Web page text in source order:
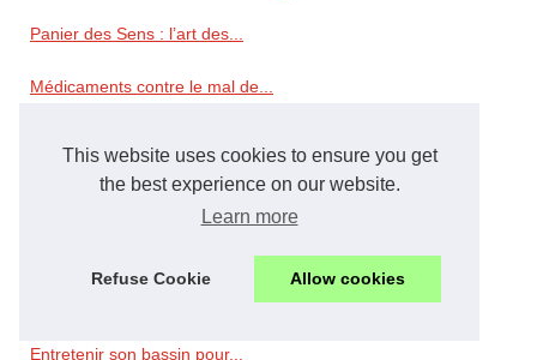
This website uses cookies to ensure you get
the best experience on our website.
Learn more
Refuse Cookie Allow cookies
Panier des Sens : l’art des...
Médicaments contre le mal de...
Conseils
Quelques recommandations...
Entretenir son bassin pour...